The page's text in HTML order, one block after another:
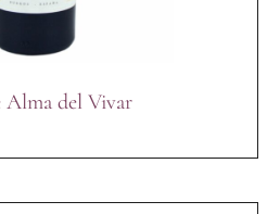
Alma del Vivar